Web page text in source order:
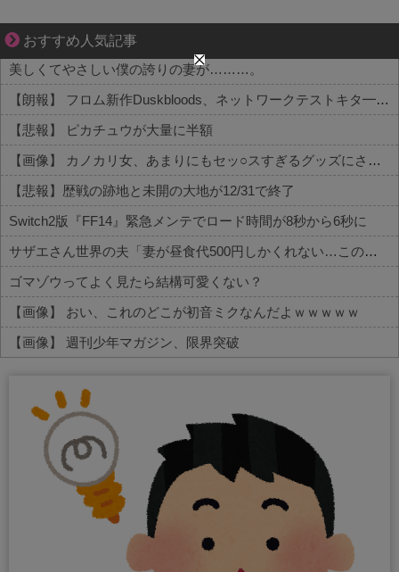
おすすめ人気記事
ぜんぶ私が中心、そう思われたくないのに
美しくてやさしい僕の誇りの妻が………。
【朗報】 フロム新作Duskbloods、ネットワークテストキタ━━━━(゜∀゜)━━━━!!
【悲報】 ピカチュウが大量に半額
【画像】 カノカリ女、あまりにもセッ○スすぎるグッズにされてしまう
【悲報】歴戦の跡地と未開の大地が12/31で終了
Switch2版『FF14』緊急メンテでロード時間が8秒から6秒に
サザエさん世界の夫「妻が昼食代500円しかくれない…この弁当屋、500円で売っている！その上店員さんも美人だ！毎日行こう！」
ゴマゾウってよく見たら結構可愛くない？
【画像】 おい、これのどこが初音ミクなんだよｗｗｗｗｗ
【画像】 週刊少年マガジン、限界突破